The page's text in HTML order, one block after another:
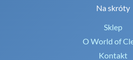
Na skróty
Sklep
O World of
Kontakt